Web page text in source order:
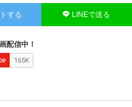
する LINEで送る
配信中！